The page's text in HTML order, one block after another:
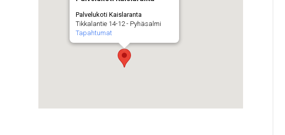
Palvelukoti Kaislaranta
Tikkalantie 14-12 - Pyhäsalmi
Tapahtumat